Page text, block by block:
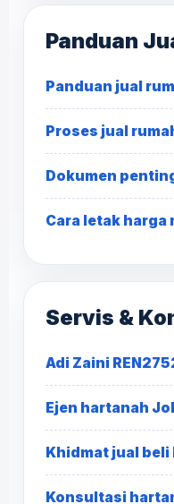
Panduan
Panduan jual
Proses jual
Dokumen
Cara letak harga
Servis &
Adi Zaini
Ejen hartanah
Khidmat jual
Konsultasi